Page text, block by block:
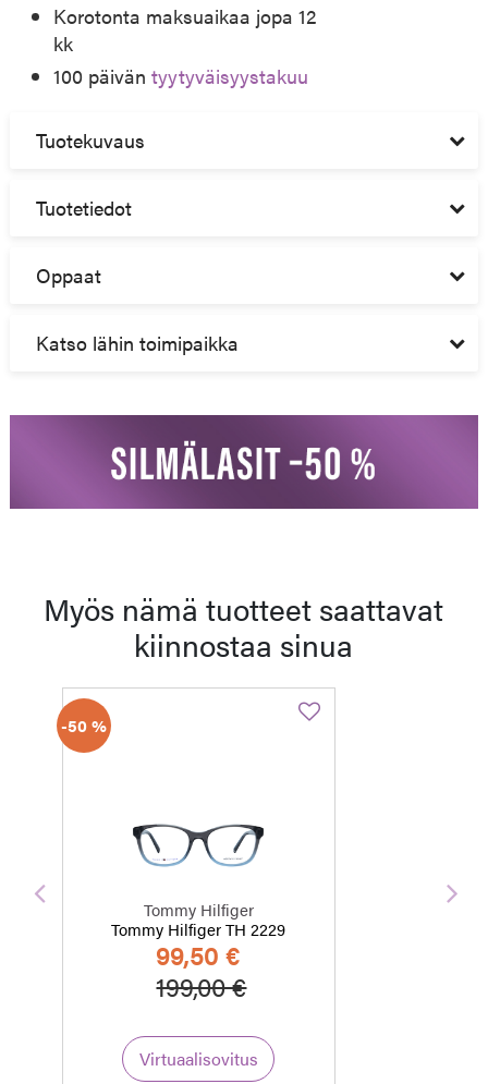
Korotonta maksuaikaa jopa 12
kk
100 päiväntyytyväisyystakuu
Tuotekuvaus
Tuotetiedot
Oppaat
Katso lähin toimipaikka
Myös nämä tuotteet saattavat
kiinnostaa sinua
-50 %
Tommy Hilfiger
Tommy Hilfiger TH 2229
99,50 €
Hinta alennettu
199,00 €Alennettu hinta
Virtuaalisovitus
Edellinen